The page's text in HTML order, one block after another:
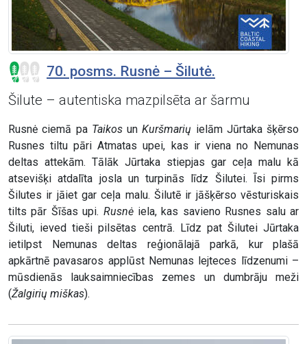
70. posms. Rusnė – Šilutė.
Šilute – autentiska mazpilsēta ar šarmu
Rusnė ciemā pa TaikosunKuršmarių ielām Jūrtaka šķērso
Rusnes tiltu pāri Atmatas upei, kas ir viena no Nemunas
deltas attekām. Tālāk Jūrtaka stiepjas gar ceļa malu kā
atsevišķi atdalīta josla un turpinās līdz Šilutei. Īsi pirms
Šilutes ir jāiet gar ceļa malu. Šilutē ir jāšķērso vēsturiskais
tilts pār Šīšas upi. Rusnėiela, kas savieno Rusnes salu ar
Šiluti, ieved tieši pilsētas centrā. Līdz pat Šilutei Jūrtaka
ietilpst Nemunas deltas reģionālajā parkā, kur plašā
apkārtnē pavasaros applūst Nemunas lejteces līdzenumi –
mūsdienās lauksaimniecības zemes un dumbrāju meži
(Žalgirių miškas).